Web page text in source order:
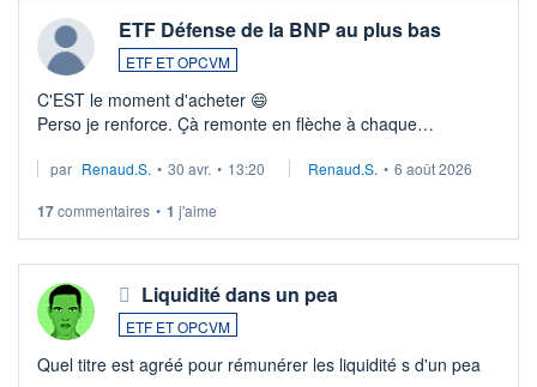
ETF Défense de la BNP au plus bas
ETF ET OPCVM
C'EST le moment d'acheter 😄​
Perso je renforce. Çà remonte en flèche à chaque
Investissement long terme tip top pour sa retraite.
par Renaud.S. • 30 avr. • 13:20 Renaud.S. • 6 août 2026
17commentaires • 1 j'aime
Liquidité dans un pea
ETF ET OPCVM
Quel titre est agréé pour rémunérer les liquidité s d'un pea